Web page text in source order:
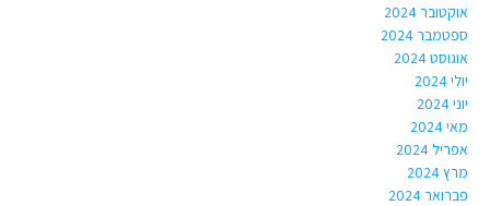
אוקטובר 2024
ספטמבר 2024
אוגוסט 2024
יולי 2024
יוני 2024
מאי 2024
אפריל 2024
מרץ 2024
פברואר 2024